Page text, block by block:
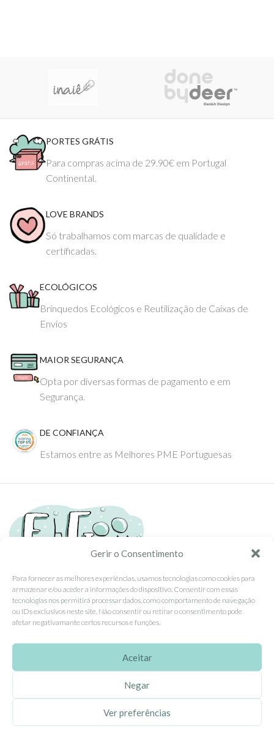
Gerir o Consentimento
Para fornecer as melhores experiências, usamos tecnologias como cookies para
armazenar e/ou aceder a informações do dispositivo. Consentir com essas
tecnologias nos permitirá processar dados, como comportamento de navegação
ou IDs exclusivos neste site. Não consentir ou retirar o consentimento pode
afetar negativamante certos recursos e funções.
Aceitar
Negar
Ver preferências
PORTES GRÁTIS
Para compras acima de 29.90€ em Portugal
Continental.
LOVE BRANDS
Só trabalhamos com marcas de qualidade e
certificadas.
ECOLÓGICOS
Brinquedos Ecológicos e Reutilização de Caixas de
Envios
MAIOR SEGURANÇA
Opta por diversas formas de pagamento e em
Segurança.
DE CONFIANÇA
Estamos entre as Melhores PME Portuguesas
Tel: (351) 234095278 Custo de Chamada para Rede Fixa Nacional
Email: info@ehgoom.com
Rua José Afonso, Nº 50, 3800-438 Aveiro, Portugal
Sobre Nós
Propriedade Intelectual